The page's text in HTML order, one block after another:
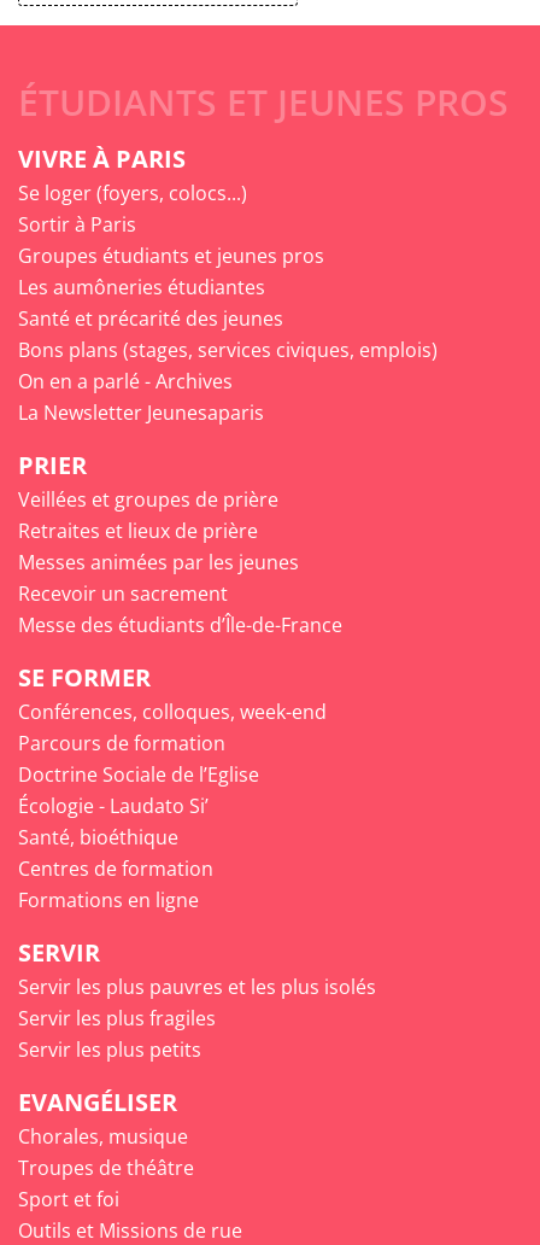
ÉTUDIANTS ET JEUNES PROS
VIVRE À PARIS
Se loger (foyers, colocs...)
Sortir à Paris
Groupes étudiants et jeunes pros
Les aumôneries étudiantes
Santé et précarité des jeunes
Bons plans (stages, services civiques, emplois)
On en a parlé - Archives
La Newsletter Jeunesaparis
PRIER
Veillées et groupes de prière
Retraites et lieux de prière
Messes animées par les jeunes
Recevoir un sacrement
Messe des étudiants d’Île-de-France
SE FORMER
Conférences, colloques, week-end
Parcours de formation
Doctrine Sociale de l’Eglise
Écologie - Laudato Si’
Santé, bioéthique
Centres de formation
Formations en ligne
SERVIR
Servir les plus pauvres et les plus isolés
Servir les plus fragiles
Servir les plus petits
EVANGÉLISER
Chorales, musique
Troupes de théâtre
Sport et foi
Outils et Missions de rue